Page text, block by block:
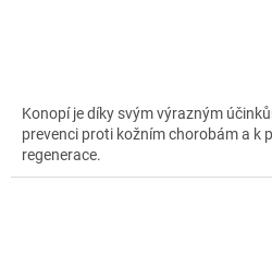
Konopí je díky svým výrazným
prevenci proti kožním chorobám a k
regenerace.